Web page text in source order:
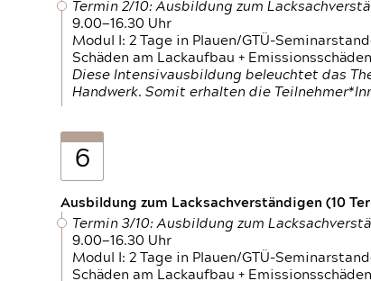
Termin 2/10: Ausbildung zum
9.00—16.30 Uhr
Modul I: 2 Tage in Plauen/GTÜ-
Schäden am Lackaufbau +
Diese Intensivausbildung beleuchtet das
Handwerk. Somit erhalten die
6
Ausbildung zum Lacksachverständigen (10
Termin 3/10: Ausbildung zum
9.00—16.30 Uhr
Modul I: 2 Tage in Plauen/GTÜ-
Schäden am Lackaufbau +